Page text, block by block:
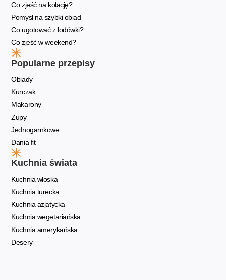
Co zjeść na kolację?
Pomysł na szybki obiad
Co ugotować z lodówki?
Co zjeść w weekend?
Popularne przepisy
Obiady
Kurczak
Makarony
Zupy
Jednogarnkowe
Dania fit
Kuchnia świata
Kuchnia włoska
Kuchnia turecka
Kuchnia azjatycka
Kuchnia wegetariańska
Kuchnia amerykańska
Desery